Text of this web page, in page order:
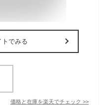
トでみる
価格と在庫を楽天でチェック >>